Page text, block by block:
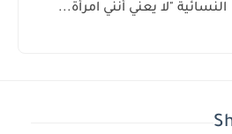
النسائية "لا يعني أنني امرأة...